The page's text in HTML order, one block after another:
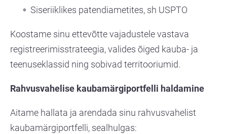
Siseriiklikes patendiametites, sh USPTO
Koostame sinu ettevõtte vajadustele vastava
registreerimisstrateegia, valides õiged kauba- ja
teenuseklassid ning sobivad territooriumid.
Rahvusvahelise kaubamärgiportfelli haldamine
Aitame hallata ja arendada sinu rahvusvahelist
kaubamärgiportfelli, sealhulgas: